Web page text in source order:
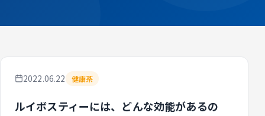
2022.06.22 健康茶
ルイボスティーには、どんな効能があるの